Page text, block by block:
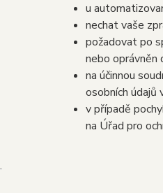
u
nechat vaše
požadovat po
nebo oprávněn
na účinnou
osobních údajů
v případě
na Úřad pro